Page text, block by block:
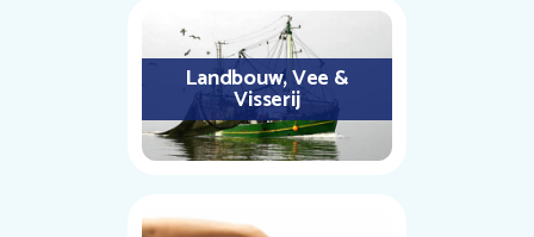
Landbouw, Vee &
Visserij